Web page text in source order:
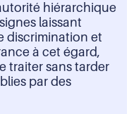
hiérarchique
laissant
discrimination et
à cet égard,
traiter sans tarder
par des